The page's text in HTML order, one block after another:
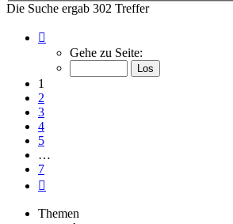
Die Suche ergab 302 Treffer
von
Gehe zu Seite:
1
2
3
4
5
…
7
Themen